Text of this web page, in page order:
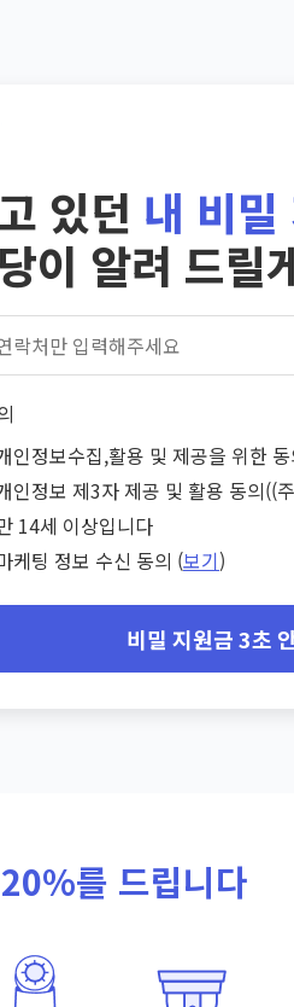
있던 내 비밀
이 알려 드릴
인정보수집,활용 및 제공을 위한
인정보 제3자 제공 및 활용 동의((
14세 이상입니다
케팅 정보 수신 동의 (보기)
비밀 지원금 3초
를 드립니다